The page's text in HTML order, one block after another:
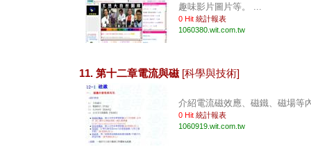
趣味影片圖片等。 ...
0 Hit 統計報表
1060380.wit.com.tw
11. 第十二章電流與磁 [科學與技術]
介紹電流磁效應、磁鐵、磁場等
0 Hit 統計報表
1060919.wit.com.tw